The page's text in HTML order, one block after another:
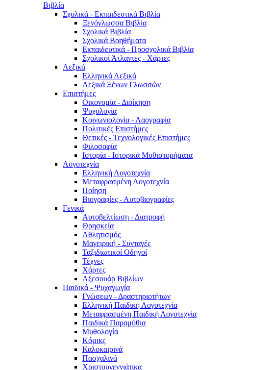
Βιβλία
Σχολικά - Εκπαιδευτικά Βιβλία
Ξενόγλωσσα Βιβλία
Σχολικά Βιβλία
Σχολικά Βοηθήματα
Εκπαιδευτικά - Προσχολικά Βιβλία
Σχολικοί Άτλαντες - Χάρτες
Λεξικά
Ελληνικά Λεξικά
Λεξικά Ξένων Γλωσσών
Επιστήμες
Οικονομία - Διοίκηση
Ψυχολογία
Κοινωνιολογία - Λαογραφία
Πολιτικές Eπιστήμες
Θετικές - Τεχνολογικές Επιστήμες
Φιλοσοφία
Ιστορία - Ιστορικά Μυθιστορήματα
Λογοτεχνία
Ελληνική Λογοτεχνία
Μεταφρασμένη Λογοτεχνία
Ποίηση
Βιογραφίες - Αυτοβιογραφίες
Γενικά
Αυτοβελτίωση - Διατροφή
Θρησκεία
Αθλητισμός
Μαγειρική - Συνταγές
Ταξιδιωτικοί Οδηγοί
Τέχνες
Χάρτες
Αξεσουάρ Βιβλίων
Παιδικά - Ψυχαγωγία
Γνώσεων - Δραστηριοτήτων
Ελληνική Παιδική Λογοτεχνία
Μεταφρασμένη Παιδική Λογοτεχνία
Παιδικά Παραμύθια
Μυθολογία
Κόμικς
Καλοκαιρινά
Πασχαλινά
Χριστουγεννιάτικα